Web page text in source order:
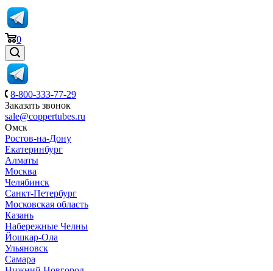
0
8-800-333-77-29
Заказать звонок
sale@coppertubes.ru
Омск
Ростов-на-Дону
Екатеринбург
Алматы
Москва
Челябинск
Санкт-Петербург
Московская область
Казань
Набережные Челны
Йошкар-Ола
Ульяновск
Самара